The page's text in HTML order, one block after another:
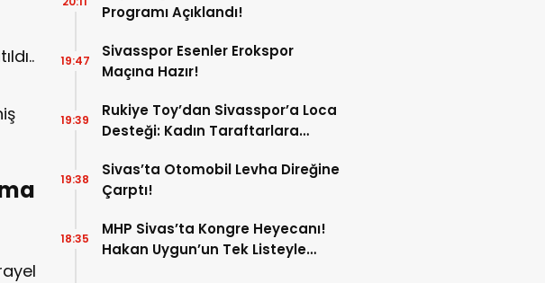
Programı Açıklandı!
Sivasspor Esenler Erokspor
Maçına Hazır!
19:47
Rukiye Toy’dan Sivasspor’a Loca
Desteği: Kadın Taraftarlara
19:39
Sivas’ta Otomobil Levha Direğine
Çarptı!
19:38
MHP Sivas’ta Kongre Heyecanı!
Hakan Uygun’un Tek Listeyle
18:35